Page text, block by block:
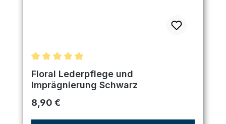
Durchschnittliche Bewertung von 5 von 5 Sternen
Floral Lederpflege und
Imprägnierung Schwarz
Regulärer Preis:
8,90 €